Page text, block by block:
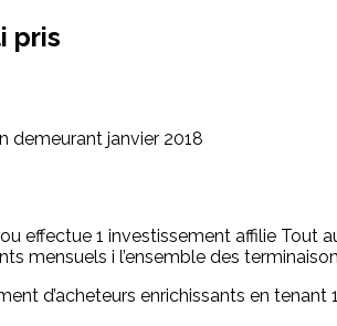
pris
demeurant janvier 2018
effectue 1 investissement affilie Tout
mensuels i l’ensemble des
d’acheteurs enrichissants en tenant